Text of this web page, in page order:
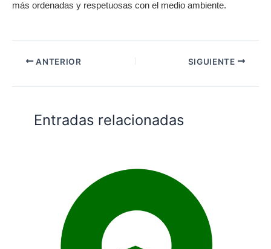
más ordenadas y respetuosas con el medio ambiente.
ANTERIOR SIGUIENTE
Entradas relacionadas